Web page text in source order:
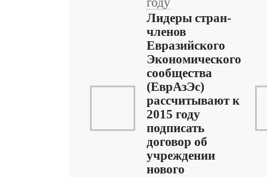
Лидеры стран-
членов
Евразийского
Экономического
сообщества
(ЕврАзЭс)
рассчитывают к
2015 году
подписать
договор об
учреждении
нового